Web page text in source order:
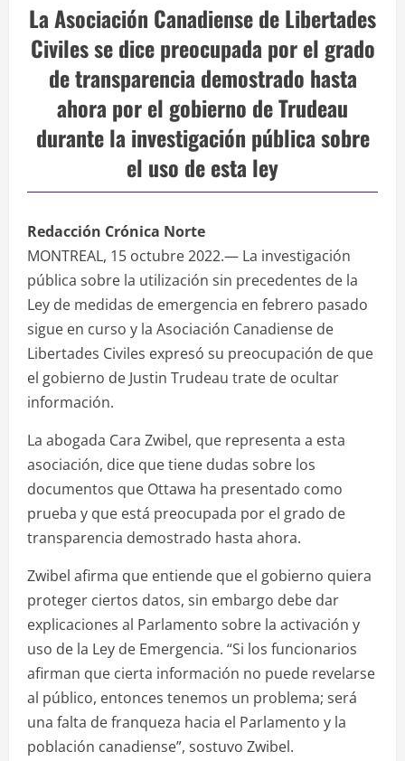
La Asociación Canadiense de Libertades
Civiles se dice preocupada por el grado
de transparencia demostrado hasta
ahora por el gobierno de Trudeau
durante la investigación pública sobre
el uso de esta ley
Redacción Crónica Norte
MONTREAL, 15 octubre 2022.— La investigación
pública sobre la utilización sin precedentes de la
Ley de medidas de emergencia en febrero pasado
sigue en curso y la Asociación Canadiense de
Libertades Civiles expresó su preocupación de que
el gobierno de Justin Trudeau trate de ocultar
información.
La abogada Cara Zwibel, que representa a esta
asociación, dice que tiene dudas sobre los
documentos que Ottawa ha presentado como
prueba y que está preocupada por el grado de
transparencia demostrado hasta ahora.
Zwibel afirma que entiende que el gobierno quiera
proteger ciertos datos, sin embargo debe dar
explicaciones al Parlamento sobre la activación y
uso de la Ley de Emergencia. “Si los funcionarios
afirman que cierta información no puede revelarse
al público, entonces tenemos un problema; será
una falta de franqueza hacia el Parlamento y la
población canadiense”, sostuvo Zwibel.